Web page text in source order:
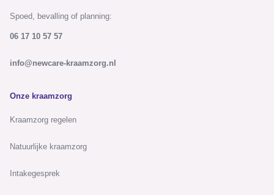
Spoed, bevalling of planning:
06 17 10 57 57
info@newcare-kraamzorg.nl
Onze kraamzorg
Kraamzorg regelen
Natuurlijke kraamzorg
Intakegesprek